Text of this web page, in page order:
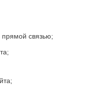
прямой связью;